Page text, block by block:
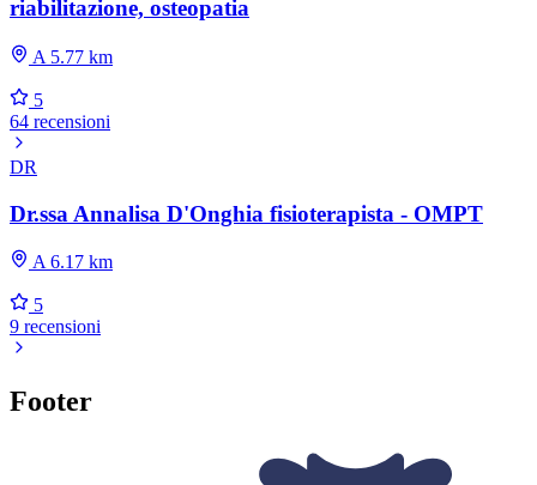
riabilitazione, osteopatia
A 5.77 km
5
64 recensioni
DR
Dr.ssa Annalisa D'Onghia fisioterapista - OMPT
A 6.17 km
5
9 recensioni
Footer